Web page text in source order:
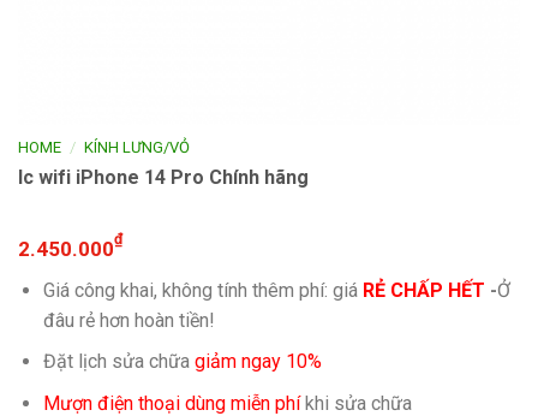
HOME / KÍNH LƯNG/VỎ
Ic wifi iPhone 14 Pro Chính hãng
2.450.000₫
Giá công khai, không tính thêm phí: giá RẺ CHẤP HẾT -Ở
đâu rẻ hơn hoàn tiền!
Đặt lịch sửa chữa giảm ngay 10%
Mượn điện thoại dùng miễn phíkhi sửa chữa